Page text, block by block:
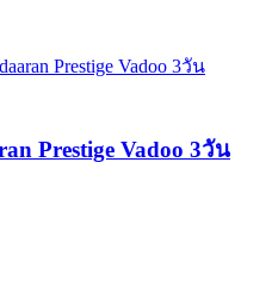
Prestige Vadoo 3วัน